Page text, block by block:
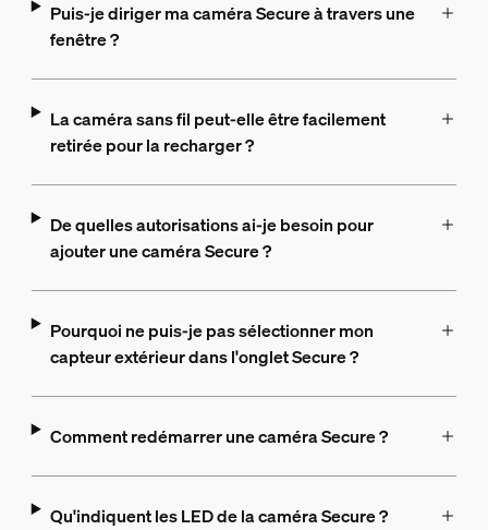
Puis-je diriger ma caméra Secure à travers une
fenêtre ?
La caméra sans fil peut-elle être facilement
retirée pour la recharger ?
De quelles autorisations ai-je besoin pour
ajouter une caméra Secure ?
Pourquoi ne puis-je pas sélectionner mon
capteur extérieur dans l'onglet Secure ?
Comment redémarrer une caméra Secure ?
Qu'indiquent les LED de la caméra Secure ?